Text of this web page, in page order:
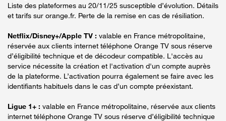
Liste des plateformes au 20/11/25 susceptible d’évolution. Détails
et tarifs sur orange.fr. Perte de la remise en cas de résiliation.
Netflix/Disney+/Apple TV : valable en France métropolitaine,
réservée aux clients internet téléphone Orange TV sous réserve
d’éligibilité technique et de décodeur compatible. L'accès au
service nécessite la création et l'activation d'un compte auprès
de la plateforme. L’activation pourra également se faire avec les
identifiants habituels dans le cas d’un compte préexistant.
Ligue 1+ : valable en France métropolitaine, réservée aux clients
internet téléphone Orange TV sous réserve d’éligibilité technique